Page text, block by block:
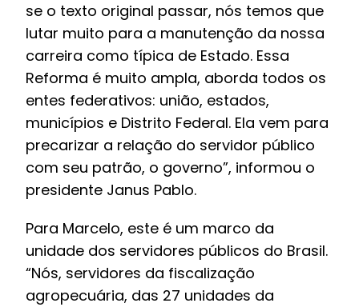
se o texto original passar, nós temos que
lutar muito para a manutenção da nossa
carreira como típica de Estado. Essa
Reforma é muito ampla, aborda todos os
entes federativos: união, estados,
municípios e Distrito Federal. Ela vem para
precarizar a relação do servidor público
com seu patrão, o governo”, informou o
presidente Janus Pablo.
Para Marcelo, este é um marco da
unidade dos servidores públicos do Brasil.
“Nós, servidores da fiscalização
agropecuária, das 27 unidades da